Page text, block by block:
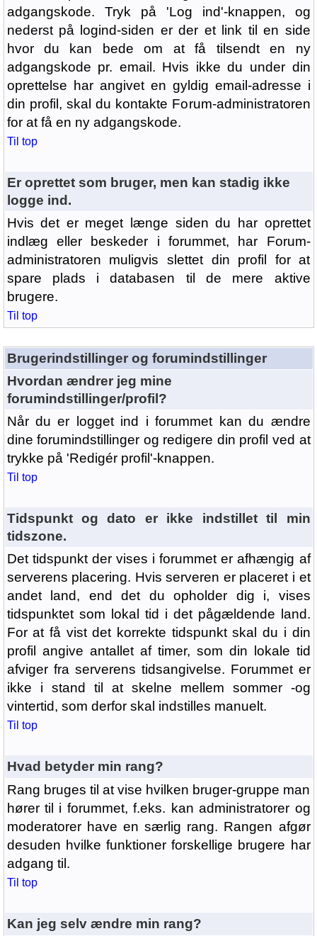
adgangskode. Tryk på 'Log ind'-knappen, og
nederst på logind-siden er der et link til en side
hvor du kan bede om at få tilsendt en ny
adgangskode pr. email. Hvis ikke du under din
oprettelse har angivet en gyldig email-adresse i
din profil, skal du kontakte Forum-administratoren
for at få en ny adgangskode.
Til top
Er oprettet som bruger, men kan stadig ikke
logge ind.
Hvis det er meget længe siden du har oprettet
indlæg eller beskeder i forummet, har Forum-
administratoren muligvis slettet din profil for at
spare plads i databasen til de mere aktive
brugere.
Til top
Brugerindstillinger og forumindstillinger
Hvordan ændrer jeg mine
forumindstillinger/profil?
Når du er logget ind i forummet kan du ændre
dine forumindstillinger og redigere din profil ved at
trykke på 'Redigér profil'-knappen.
Til top
Tidspunkt og dato er ikke indstillet til min
tidszone.
Det tidspunkt der vises i forummet er afhængig af
serverens placering. Hvis serveren er placeret i et
andet land, end det du opholder dig i, vises
tidspunktet som lokal tid i det pågældende land.
For at få vist det korrekte tidspunkt skal du i din
profil angive antallet af timer, som din lokale tid
afviger fra serverens tidsangivelse. Forummet er
ikke i stand til at skelne mellem sommer -og
vintertid, som derfor skal indstilles manuelt.
Til top
Hvad betyder min rang?
Rang bruges til at vise hvilken bruger-gruppe man
hører til i forummet, f.eks. kan administratorer og
moderatorer have en særlig rang. Rangen afgør
desuden hvilke funktioner forskellige brugere har
adgang til.
Til top
Kan jeg selv ændre min rang?